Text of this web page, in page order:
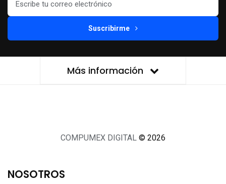
Suscribirme
Más información
COMPUMEX DIGITAL © 2026
NOSOTROS